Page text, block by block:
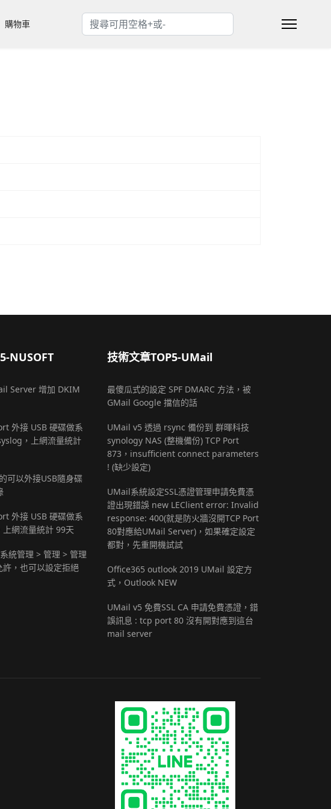
購物車
搜索
NUSOFT
Server 增加 DKIM
外接 USB 硬碟做系
，上網流量統計
可以外接USB隨身碟
外接 USB 硬碟做系
網流量統計 99天
統管理 > 管理 > 管理
，也可以設定拒絕
技術文章TOP5-UMail
最傻瓜式的設定 SPF DMARC 方法，被
GMail Google 擋信的話
UMail v5 透過 rsync 備份到 群暉科技
synology NAS (整機備份) TCP Port
873，insufficient connect parameters
! (缺少設定)
UMail系統設定SSL憑證管理申請免費憑
證出現錯誤 new LEClient error: Invalid
response: 400(就是防火牆沒開TCP Port
80對應給UMail Server)，如果確定設定
都對，先重開機試試
Office365 outlook 2019 UMail 設定方
式，Outlook NEW
UMail v5 免費SSL CA 申請免費憑證，錯
誤訊息 : tcp port 80 沒有開對應到這台
mail server